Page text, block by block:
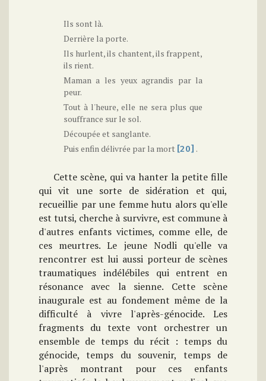
Ils sont là.
Derrière la porte.
Ils hurlent, ils chantent, ils frappent,
ils rient.
Maman a les yeux agrandis par la
peur.
Tout à l'heure, elle ne sera plus que
souffrance sur le sol.
Découpée et sanglante.
Puis enfin délivrée par la mort [20] .
Cette scène, qui va hanter la petite fille
qui vit une sorte de sidération et qui,
recueillie par une femme hutu alors qu'elle
est tutsi, cherche à survivre, est commune à
d'autres enfants victimes, comme elle, de
ces meurtres. Le jeune Nodli qu'elle va
rencontrer est lui aussi porteur de scènes
traumatiques indélébiles qui entrent en
résonance avec la sienne. Cette scène
inaugurale est au fondement même de la
difficulté à vivre l'après-génocide. Les
fragments du texte vont orchestrer un
ensemble de temps du récit : temps du
génocide, temps du souvenir, temps de
l'après montrant pour ces enfants